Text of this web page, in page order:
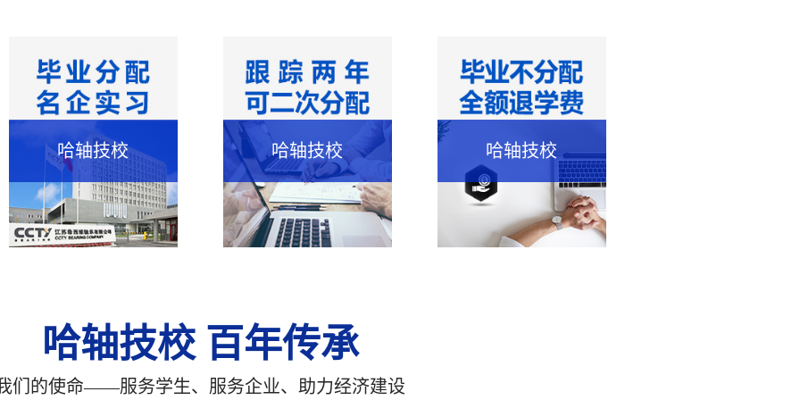
哈轴技校 哈轴技校 哈轴技校
哈轴技校 百年传承
们的使命——服务学生、服务企业、助力经济建设